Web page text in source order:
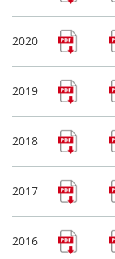
2020
2019
2018
2017
2016